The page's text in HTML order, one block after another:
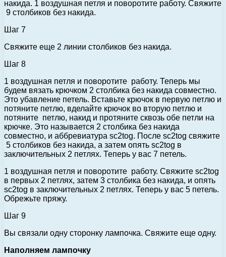
накида. 1 воздушная петля и поворотите работу. Свяжите
9 столбиков без накида.
Шаг 7
Свяжите еще 2 линии столбиков без накида.
Шаг 8
1 воздушная петля и поворотите работу. Теперь мы
будем вязать крючком 2 столбика без накида совместно.
Это убавление петель. Вставьте крючок в первую петлю и
потяните петлю, вделайте крючок во вторую петлю и
потяните петлю, накид и протяните сквозь обе петли на
крючке. Это называется 2 столбика без накида
совместно, и аббревиатура sc2tog. После sc2tog свяжите
5 столбиков без накида, а затем опять sc2tog в
заключительных 2 петлях. Теперь у вас 7 петель.
1 воздушная петля и поворотите работу. Свяжите sc2tog
в первых 2 петлях, затем 3 столбика без накида, и опять
sc2tog в заключительных 2 петлях. Теперь у вас 5 петель.
Обрежьте пряжу.
Шаг 9
Вы связали одну сторонку лампочка. Свяжите еще одну.
Наполняем лампочку